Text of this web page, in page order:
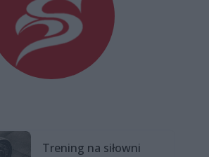
Trening na siłowni